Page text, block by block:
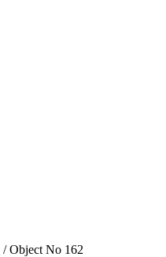
/ Object No 162